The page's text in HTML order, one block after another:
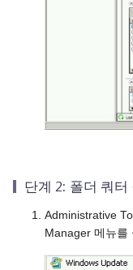
단계 2: 폴더 쿼터
Administrative
Manager 메뉴를